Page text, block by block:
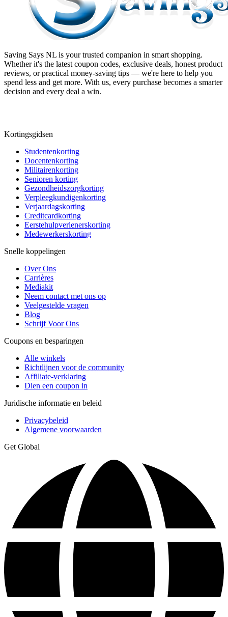
Saving Says NL is your trusted companion in smart shopping.
Whether it's the latest coupon codes, exclusive deals, honest product
reviews, or practical money-saving tips — we're here to help you
spend less and get more. With us, every purchase becomes a smarter
decision and every deal a win.
Kortingsgidsen
Studentenkorting
Docentenkorting
Militairenkorting
Senioren korting
Gezondheidszorgkorting
Verpleegkundigenkorting
Verjaardagskorting
Creditcardkorting
Eerstehulpverlenerskorting
Medewerkerskorting
Snelle koppelingen
Over Ons
Carrières
Mediakit
Neem contact met ons op
Veelgestelde vragen
Blog
Schrijf Voor Ons
Coupons en besparingen
Alle winkels
Richtlijnen voor de community
Affiliate-verklaring
Dien een coupon in
Juridische informatie en beleid
Privacybeleid
Algemene voorwaarden
Get Global